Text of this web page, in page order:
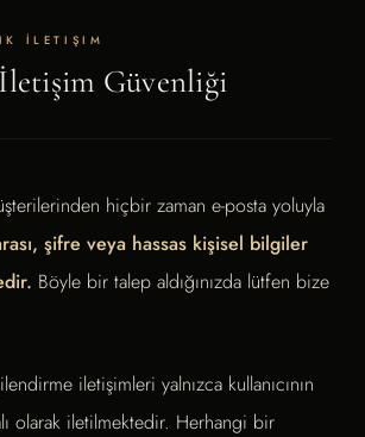
İLETIŞIM
Güvenliği
hiçbir zaman e-posta yoluyla
şifre veya hassas kişisel bilgiler
Böyle bir talep aldığınızda lütfen bize
iletişimleri yalnızca kullanıcının
olarak iletilmektedir. Herhangi bir